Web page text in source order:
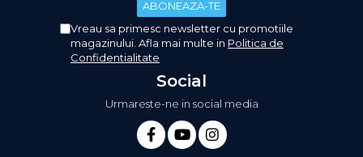
Vreau sa primesc newsletter cu promotiile
magazinului. Afla mai multe in Politica de
Confidentialitate
Social
Urmareste-ne in social media